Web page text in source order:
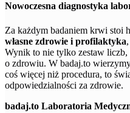
Nowoczesna diagnostyka
Za każdym badaniem krwi stoi
własne zdrowie i profilaktyka
Wynik to nie tylko zestaw liczb,
o zdrowiu. W badaj.to
coś więcej niż procedura, to
odpowiedzialności za zdrowie.
badaj.to Laboratoria